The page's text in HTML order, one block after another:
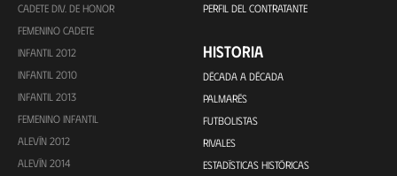
CADETE DIV. DE HONOR
FEMENINO CADETE
INFANTIL 2012
INFANTIL 2010
INFANTIL 2013
FEMENINO INFANTIL
ALEVÍN 2012
ALEVÍN 2014
PERFIL DEL CONTRATANTE
HISTORIA
DÉCADA A DÉCADA
PALMARÉS
FUTBOLISTAS
RIVALES
ESTADÍSTICAS HISTÓRICAS